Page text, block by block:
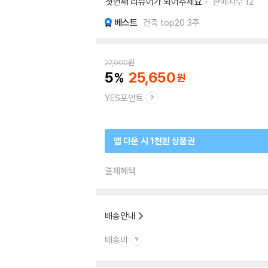
베스트 건축 top20 3주
27,000원
5 25,650
YES포인트
앱 다운 시 1천원 상품권
결제혜택
배송안내
배송비